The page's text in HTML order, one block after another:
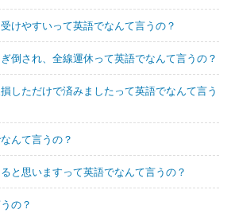
けやすいって英語でなんて言うの？
倒され、全線運休って英語でなんて言うの？
しただけで済みましたって英語でなんて言う
んて言うの？
と思いますって英語でなんて言うの？
の？